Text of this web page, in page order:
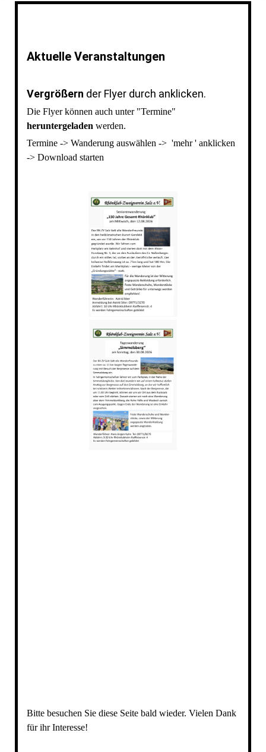
Aktuelle Veranstaltungen
Vergrößern der Flyer durch anklicken.
Die Flyer können auch unter "Termine"
heruntergeladen werden.
Termine -> Wanderung auswählen -> 'mehr ' anklicken
-> Download starten
Bitte besuchen Sie diese Seite bald wieder. Vielen Dank
für ihr Interesse!